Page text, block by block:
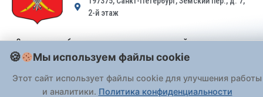
2-й этаж
Заявления и обращения граждан и организаций, поступившие на
адрес email, не могут быть рассмотрены на основании
принимаются только: по почте, черезпортал «Госуслуги» (ЕПГУ)
или лично при предъявлении паспорта.
Мы используем файлы cookie
Этот сайт использует файлы cookie для улучшения работы
и аналитики. Политика конфиденциальности